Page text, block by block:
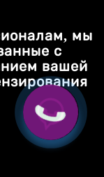
мы
с
вашей